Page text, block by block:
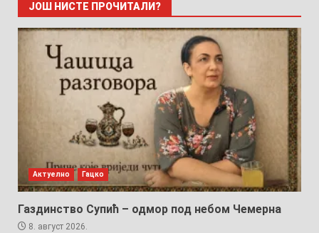
ЈОШ НИСТЕ ПРОЧИТАЛИ?
Актуелно Гацко
Газдинство Супић – одмор под небом Чемерна
8. август 2026.